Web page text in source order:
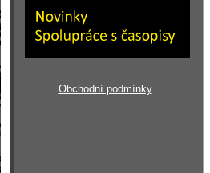
Obchodní podmínky